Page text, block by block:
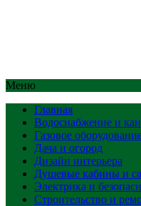
Меню
Главная
Водоснабжение и
Газовое
Дача и огород
Дизайн интерьера
Душевые кабины и
Электрика и
Строительство и